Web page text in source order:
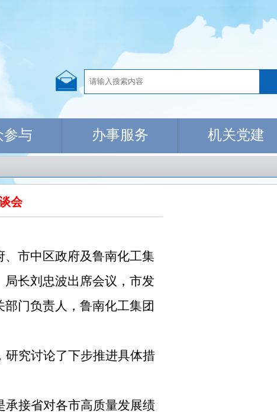
参与 办事服务 机关党建
会
、市中区政府及鲁南化工集
局长刘忠波出席会议，市发
门负责人，鲁南化工集团
研究讨论了下步推进具体措
承接省对各市高质量发展绩